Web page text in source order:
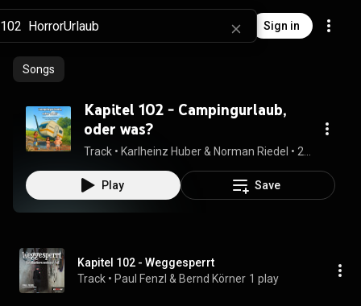
Sign in
Songs
Kapitel 102 - Campingurlaub,
oder was?
Track • Karlheinz Huber & Norman Riedel •
Play Save
Kapitel 102 - Weggesperrt
Track • Paul Fenzl & Bernd Körner 1 play